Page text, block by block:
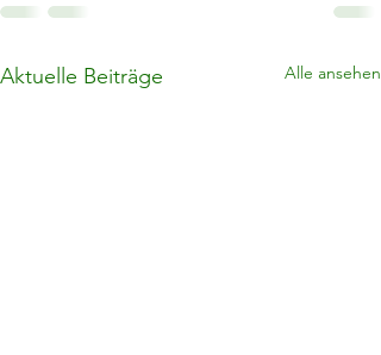
Aktuelle Beiträge Alle ansehen